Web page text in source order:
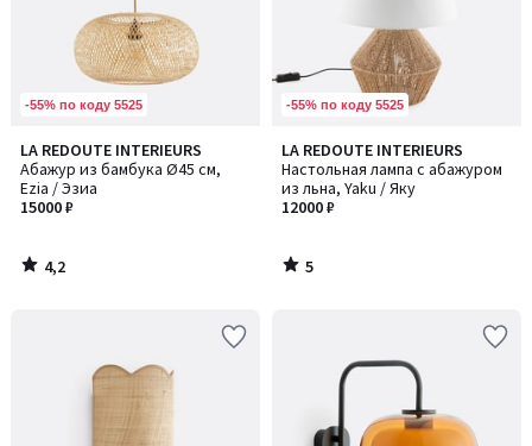
-55% по коду 5525
LA REDOUTE INTERIEURS
Абажур из бамбука Ø45 см,
Ezia / Эзиа
15000 ₽
4,2
/ 5
4,2
/
-55% по коду 5525
LA REDOUTE INTERIEURS
Настольная лампа с абажуром
из льна, Yaku / Яку
12000 ₽
5
/
5
5
/